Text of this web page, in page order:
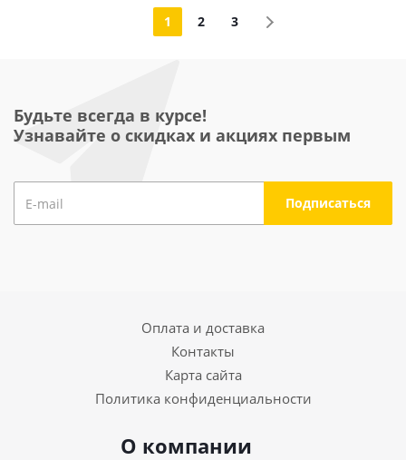
1 2 3
Будьте всегда в курсе!
Узнавайте о скидках и акциях первым
Оплата и доставка
Контакты
Карта сайта
Политика конфиденциальности
О компании